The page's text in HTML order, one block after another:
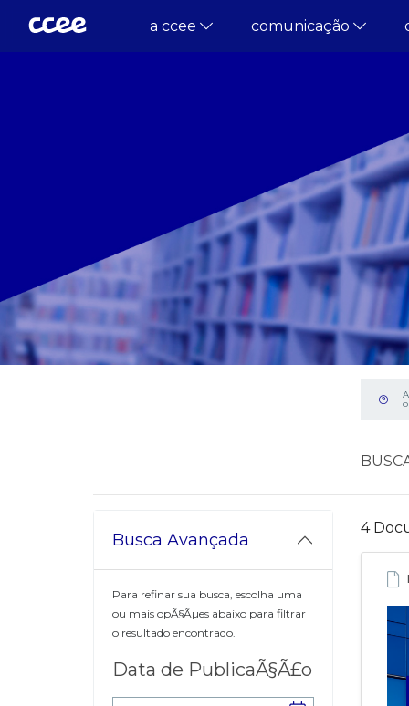
a ccee comunicação
Busca Avançada
Para refinar sua busca, escolha uma
ou mais opÃ§Ãµes abaixo para filtrar
o resultado encontrado.
Data de PublicaÃ§Ã£o
4